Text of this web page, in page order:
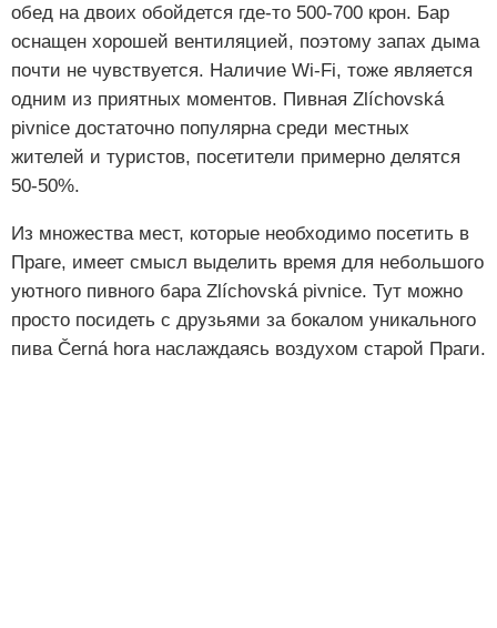
обед на двоих обойдется где-то 500-700 крон. Бар
оснащен хорошей вентиляцией, поэтому запах дыма
почти не чувствуется. Наличие Wi-Fi, тоже является
одним из приятных моментов. Пивная Zlíchovská
pivnice достаточно популярна среди местных
жителей и туристов, посетители примерно делятся
50-50%.
Из множества мест, которые необходимо посетить в
Праге, имеет смысл выделить время для небольшого
уютного пивного бара Zlíchovská pivnice. Тут можно
просто посидеть с друзьями за бокалом уникального
пива Černá hora наслаждаясь воздухом старой Праги.